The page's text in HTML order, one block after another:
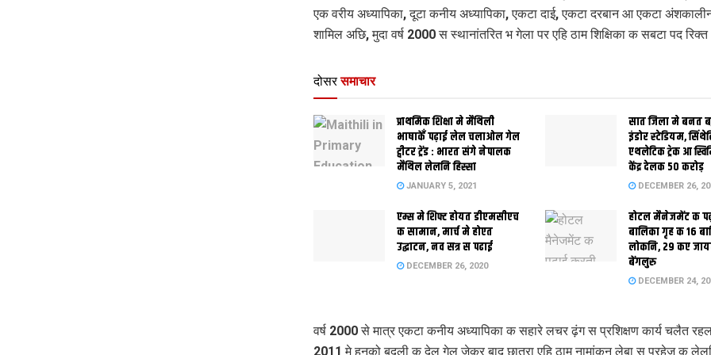
एक वरीय अध्यापिका, दूटा कनीय अध्यापिका, एकटा दाई, एकटा दरबान आ एकटा
शामिल अछि, मुदा वर्ष 2000 स स्थानांतरित भ गेला पर एहि ठाम शिक्षिका क सबटा पद
दोसर समाचार
प्राथमिक शि‍क्षा मे मैथि‍ली
भाषाकेँ पढ़ाई लेल चलाओल गेल
ट्वीटर ट्रेंड : भारत संगे नेपालक
मैथिल लेलनि हिस्सा
JANUARY 5, 2021
सात जिला मे बनत
इंडोर स्‍टेडि‍यम,
एथलेटिक ट्रेक आ
केंद्र देलक 50 करोड़
DECEMBER 26,
एम्स मे शिफ्ट होयत डीएमसीएच
क सामान, मार्च मे होएत
उद्घाटन, नव सत्र स पढाई
DECEMBER 26, 2020
होटल मैनेजमेंट क
बालिका गृह क 16
लोकनि, 29 कए
बेंगलुरु
DECEMBER 24,
वर्ष 2000 से मात्र एकटा कनीय अध्यापिका क सहारे लचर ढ़ंग स प्रशिक्षण कार्य चलैत
2011 मे हुनको बदली क देल गेल जेकर बाद छात्रा एहि ठाम नामांकन लेबा स परहेज क